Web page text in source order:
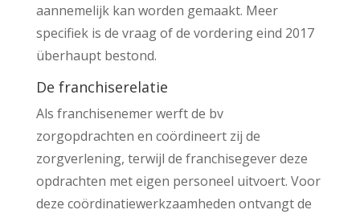
aannemelijk kan worden gemaakt. Meer
specifiek is de vraag of de vordering eind 2017
überhaupt bestond.
De franchiserelatie
Als franchisenemer werft de bv
zorgopdrachten en coördineert zij de
zorgverlening, terwijl de franchisegever deze
opdrachten met eigen personeel uitvoert. Voor
deze coördinatiewerkzaamheden ontvangt de